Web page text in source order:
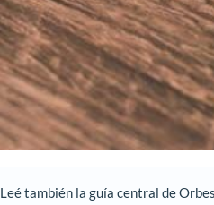
Leé también la guía central de